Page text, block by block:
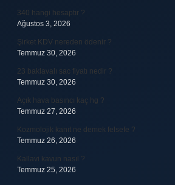
340 hangi hesaptır ?
Ağustos 3, 2026
Şirket KDV nereden ödenir ?
Temmuz 30, 2026
23 baklavalı sac fiyatı nedir ?
Temmuz 30, 2026
Açık hava basıncı kaç hg ?
Temmuz 27, 2026
Kozmolojik kanıt ne demek felsefe ?
Temmuz 26, 2026
Kallavi kavun nasıl ?
Temmuz 25, 2026